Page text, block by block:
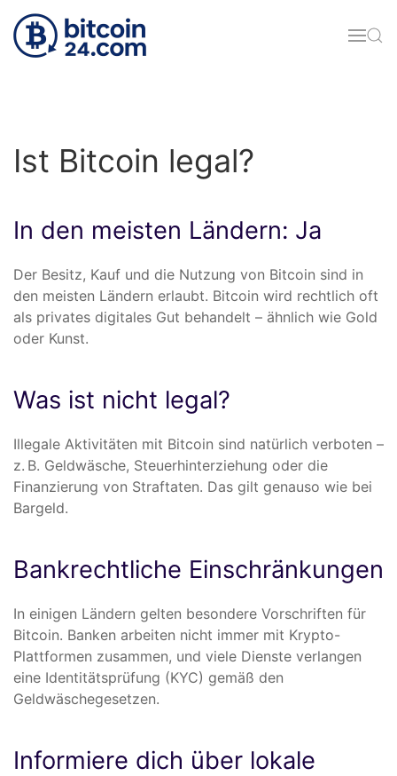
Zum Hauptinhalt springen
Ist Bitcoin legal?
In den meisten Ländern: Ja
Der Besitz, Kauf und die Nutzung von Bitcoin sind in
den meisten Ländern erlaubt. Bitcoin wird rechtlich oft
als privates digitales Gut behandelt – ähnlich wie Gold
oder Kunst.
Was ist nicht legal?
Illegale Aktivitäten mit Bitcoin sind natürlich verboten –
z. B. Geldwäsche, Steuerhinterziehung oder die
Finanzierung von Straftaten. Das gilt genauso wie bei
Bargeld.
Bankrechtliche Einschränkungen
In einigen Ländern gelten besondere Vorschriften für
Bitcoin. Banken arbeiten nicht immer mit Krypto-
Plattformen zusammen, und viele Dienste verlangen
eine Identitätsprüfung (KYC) gemäß den
Geldwäschegesetzen.
Informiere dich über lokale